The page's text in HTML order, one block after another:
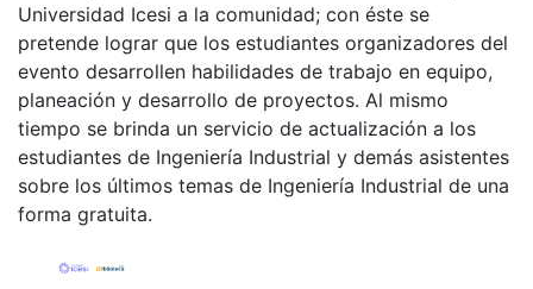
Universidad Icesi a la comunidad; con éste se
pretende lograr que los estudiantes organizadores del
evento desarrollen habilidades de trabajo en equipo,
planeación y desarrollo de proyectos. Al mismo
tiempo se brinda un servicio de actualización a los
estudiantes de Ingeniería Industrial y demás asistentes
sobre los últimos temas de Ingeniería Industrial de una
forma gratuita.